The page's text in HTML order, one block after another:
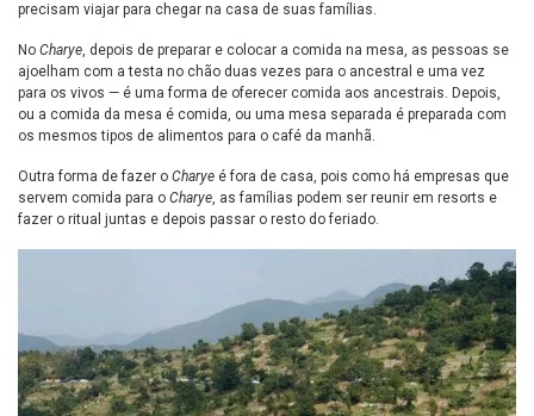
precisam viajar para chegar na casa de suas famílias.
No Charye, depois de preparar e colocar a comida na mesa, as pessoas se
ajoelham com a testa no chão duas vezes para o ancestral e uma vez
para os vivos — é uma forma de oferecer comida aos ancestrais. Depois,
ou a comida da mesa é comida, ou uma mesa separada é preparada com
os mesmos tipos de alimentos para o café da manhã.
Outra forma de fazer o Charye é fora de casa, pois como há empresas que
servem comida para o Charye, as famílias podem ser reunir em resorts e
fazer o ritual juntas e depois passar o resto do feriado.